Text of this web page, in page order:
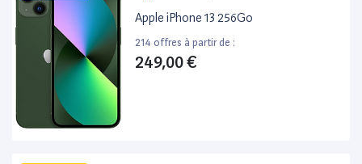
Apple iPhone 13 256Go
214 offres à partir de :
249,00 €